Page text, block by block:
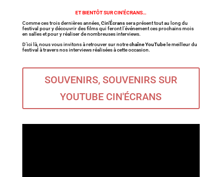
ET BIENTÔT SUR CIN’ÉCRANS…
Comme ces trois dernières années, Cin’Écranssera présent tout au long du
festival pour y découvrir des films qui feront l’événement ces prochains mois
en salles et pour y réaliser de nombreuses interviews.
D’ici là, nous vous invitons à retrouver sur notrechaîne YouTubele meilleur du
festival à travers nos interviews réalisées à cette occasion.
SOUVENIRS, SOUVENIRS SUR
YOUTUBE CIN'ÉCRANS